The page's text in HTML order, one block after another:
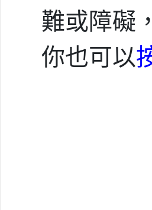
難或障礙
你也可以